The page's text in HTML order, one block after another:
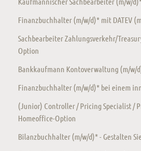
Finanzbuchhalter (m/w/d)* mit DATEV
Sachbearbeiter Zahlungsverkehr/
Option
Bankkaufmann Kontoverwaltung (m/w/
Finanzbuchhalter (m/w/d)* bei einem
(Junior) Controller / Pricing Specialist /
Homeoffice-Option
Bilanzbuchhalter (m/w/d)* - Gestalten